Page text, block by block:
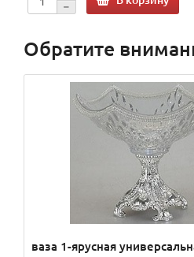
Обратите
ваза 1-ярусная